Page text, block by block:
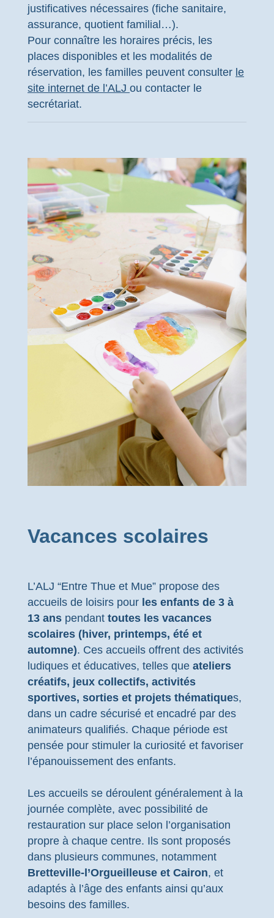
justificatives nécessaires (fiche sanitaire,
assurance, quotient familial…).
Pour connaître les horaires précis, les
places disponibles et les modalités de
réservation, les familles peuvent consulter le
site internet de l’ALJ ou contacter le
secrétariat.
Vacances scolaires
L’ALJ “Entre Thue et Mue” propose des
accueils de loisirs pour les enfants de 3 à
13 ans pendant toutes les vacances
scolaires (hiver, printemps, été et
automne). Ces accueils offrent des activités
ludiques et éducatives, telles que ateliers
créatifs, jeux collectifs, activités
sportives, sorties et projets thématiques,
dans un cadre sécurisé et encadré par des
animateurs qualifiés. Chaque période est
pensée pour stimuler la curiosité et favoriser
l’épanouissement des enfants.
Les accueils se déroulent généralement à la
journée complète, avec possibilité de
restauration sur place selon l’organisation
propre à chaque centre. Ils sont proposés
dans plusieurs communes, notamment
Bretteville-l’Orgueilleuse et Cairon, et
adaptés à l’âge des enfants ainsi qu’aux
besoins des familles.